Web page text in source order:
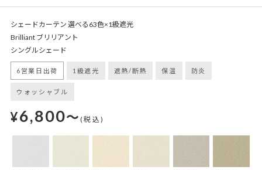
シェードカーテン 選べる63色×1級遮光
Brilliant ブリリアント
シングルシェード
6営業日出荷 1級遮光 遮熱/断熱 保温 防炎
ウォッシャブル
¥6,800～(税込)